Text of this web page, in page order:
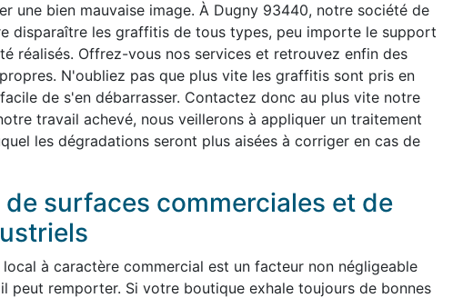
une bien mauvaise image. À Dugny 93440, notre société de
disparaître les graffitis de tous types, peu importe le support
réalisés. Offrez-vous nos services et retrouvez enfin des
N'oubliez pas que plus vite les graffitis sont pris en
de s'en débarrasser. Contactez donc au plus vite notre
travail achevé, nous veillerons à appliquer un traitement
les dégradations seront plus aisées à corriger en cas de
surfaces commerciales et de
à caractère commercial est un facteur non négligeable
peut remporter. Si votre boutique exhale toujours de bonnes